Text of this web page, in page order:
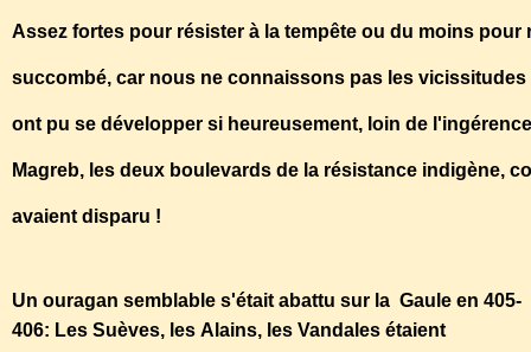
Assez fortes pour résister à la tempête ou du moins
succombé, car nous ne connaissons pas les
ont pu se développer si heureusement, loin de
Magreb, les deux boulevards de la résistance indigène,
avaient disparu !
Un ouragan semblable s'était abattu sur la Gaule en 405-
406: Les Suèves, les Alains, les Vandales étaient